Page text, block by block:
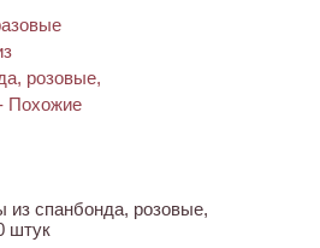
спанбонда, розовые,
штук